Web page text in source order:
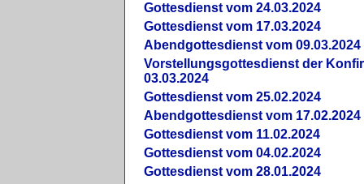
Gottesdienst vom 24.03.2024
Gottesdienst vom 17.03.2024
Abendgottesdienst vom 09.03.2024
Vorstellungsgottesdienst der
03.03.2024
Gottesdienst vom 25.02.2024
Abendgottesdienst vom 17.02.2024
Gottesdienst vom 11.02.2024
Gottesdienst vom 04.02.2024
Gottesdienst vom 28.01.2024